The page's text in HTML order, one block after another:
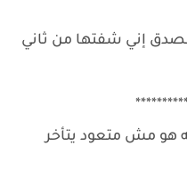
إني شفتها من ثاني
هو مش متعود يتأخر